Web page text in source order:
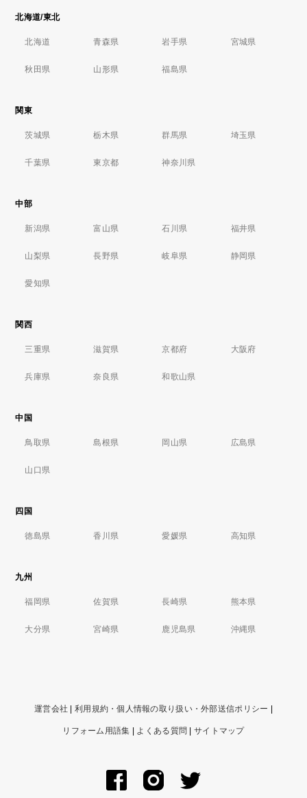
北海道/東北
北海道 青森県 岩手県 宮城県
秋田県 山形県 福島県
関東
茨城県 栃木県 群馬県 埼玉県
千葉県 東京都 神奈川県
中部
新潟県 富山県 石川県 福井県
山梨県 長野県 岐阜県 静岡県
愛知県
関西
三重県 滋賀県 京都府 大阪府
兵庫県 奈良県 和歌山県
中国
鳥取県 島根県 岡山県 広島県
山口県
四国
徳島県 香川県 愛媛県 高知県
九州
福岡県 佐賀県 長崎県 熊本県
大分県 宮崎県 鹿児島県 沖縄県
運営会社 | 利用規約・個人情報の取り扱い・外部送信ポリシー |
リフォーム用語集 | よくある質問 | サイトマップ